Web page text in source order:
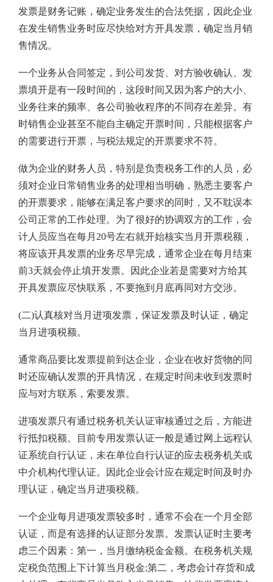
发票是财务记账，确定业务发生的合法凭据，因此企业
在发生销售业务时应尽快给对方开具发票，确定当月销
售情况。
一个业务从合同签定，到公司发货、对方验收确认、发
票填开是有一段时间的，这段时间又因为客户的大小、
业务往来的频率、各公司验收程序的不同存在差异。有
时销售企业甚至不能自主确定开票时间，只能根据客户
的需要进行开票，与税法规定的开票要求不符。
做为企业的财务人员，特别是负责税务工作的人员，必
须对企业日常销售业务的处理相当明确，熟悉主要客户
的开票要求，能够在满足客户要求的同时，又不耽误本
公司正常的工作处理。为了很好的协调双方的工作，会
计人员应当在每月20号左右就开始核实当月开票税额，
将应该开具发票的业务尽早完成，通常企业在每月结束
前3天就会停止填开发票。因此企业若是需要对方给其
开具发票应尽快联系，不要拖到月底再同对方交涉。
(二)认真核对当月进项发票，保证发票及时认证，确定
当月进项税额。
通常商品要比发票提前到达企业，企业在收好货物的同
时还应确认发票的开具情况，在规定时间未收到发票时
应与对方联系，索要发票。
进项发票只有通过税务机关认证审核通过之后，方能进
行抵扣税额。目前专用发票认证一般是通过网上远程认
证系统自行认证，未在单位自行认证的应去税务机关或
中介机构代理认证。因此企业会计应在规定时间及时办
理认证，确定当月进项税额。
一个企业每月进项发票较多时，通常不会在一个月全部
认证，而是有选择的认证部分发票。发票认证时主要考
虑三个因素：第一，当月缴纳税金金额。在税务机关规
定税负范围上下计算当月税金;第二，考虑会计存货和成